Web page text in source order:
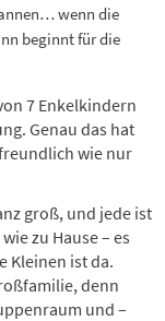
wenn die
beginnt für die
7 Enkelkindern
Genau das hat
wie nur
groß, und jede ist
zu Hause – es
Kleinen ist da.
denn
und –